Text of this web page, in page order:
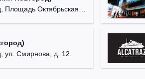
Октябрьская, д. 1.
ул. Смирнова, д. 12.